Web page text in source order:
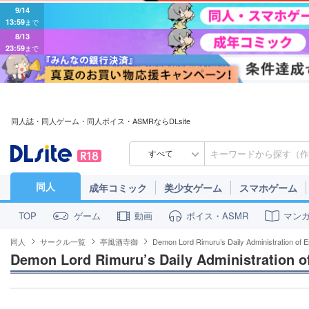
9/14
13:59まで
8/13
23:59まで
同人誌・同人ゲーム・同人ボイス・ASMRならDLsite
すべて
同人 成年コミック 美少女ゲーム スマホゲーム
TOP ゲーム 動画 ボイス・ASMR マン
同人 サークル一覧 亭風酒寺御 Demon Lord Rimuru’s Daily Administration of
Demon Lord Rimuru’s Daily Administration